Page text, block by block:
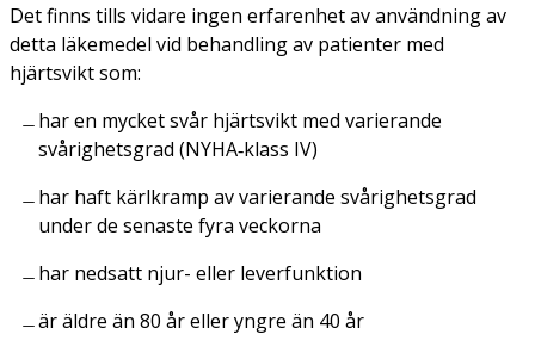
Det finns tills vidare ingen erfarenhet av användning av
detta läkemedel vid behandling av patienter med
hjärtsvikt som:
har en mycket svår hjärtsvikt med varierande
svårighetsgrad (NYHA‑klass IV)
har haft kärlkramp av varierande svårighetsgrad
under de senaste fyra veckorna
har nedsatt njur- eller leverfunktion
är äldre än 80 år eller yngre än 40 år